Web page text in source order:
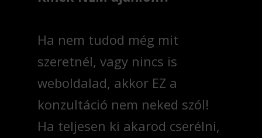
Ha nem tudod még mit
szeretnél, vagy nincs is
weboldalad, akkor EZ a
konzultáció nem neked szól!
Ha teljesen ki akarod cserélni,